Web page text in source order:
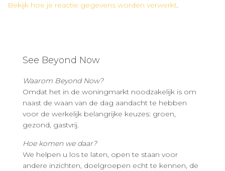
Bekijk hoe je reactie gegevens worden verwerkt.
See Beyond Now
Waarom Beyond Now?
Omdat het in de woningmarkt noodzakelijk is om
naast de waan van de dag aandacht te hebben
voor de werkelijk belangrijke keuzes: groen,
gezond, gastvrij.
Hoe komen we daar?
We helpen u los te laten, open te staan voor
andere inzichten, doelgroepen echt te kennen, de